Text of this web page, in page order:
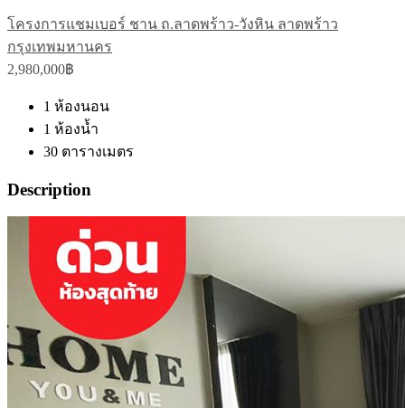
โครงการแชมเบอร์ ชาน ถ.ลาดพร้าว-วังหิน ลาดพร้าว
กรุงเทพมหานคร
2,980,000฿
1 ห้องนอน
1 ห้องน้ำ
30 ตารางเมตร
Description